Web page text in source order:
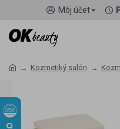
Môj účet
Kozmetiký salón